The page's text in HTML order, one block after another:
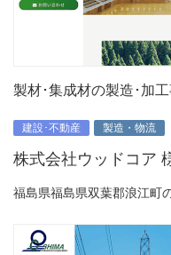
製材･集成材の製造･加
建設･不動産 製造・物流
株式会社ウッドコア
福島県福島県双葉郡浪江町の